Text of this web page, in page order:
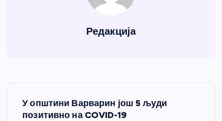
Редакција
У општини Варварин још 5 људи
позитивно на COVID-19